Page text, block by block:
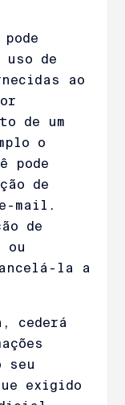
de
ao
de um
o
pode
de
mail.
de
ou
la a
cederá
seu
exigido